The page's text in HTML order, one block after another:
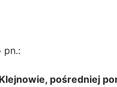
pn.:
pośredniej